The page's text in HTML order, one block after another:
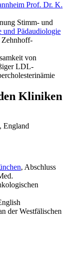
Prof. Dr. K.
Stimm- und
Pädaudiologie
von
LDL-
Kliniken
England
, Abschluss
der Westfälischen